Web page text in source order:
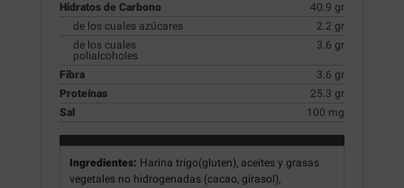
Hidratos de Carbono
40.9 gr
de los cuales azúcares
2.2 gr
de los cuales
polialcoholes
3.6 gr
Fibra
3.6 gr
Proteínas
25.3 gr
Sal
100 mg
Ingredientes: Harina trigo(gluten), aceites y grasas
vegetales no hidrogenadas (cacao, girasol),